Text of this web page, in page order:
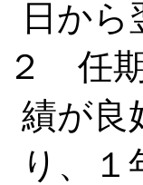
日か
２ 任
績が良
り、